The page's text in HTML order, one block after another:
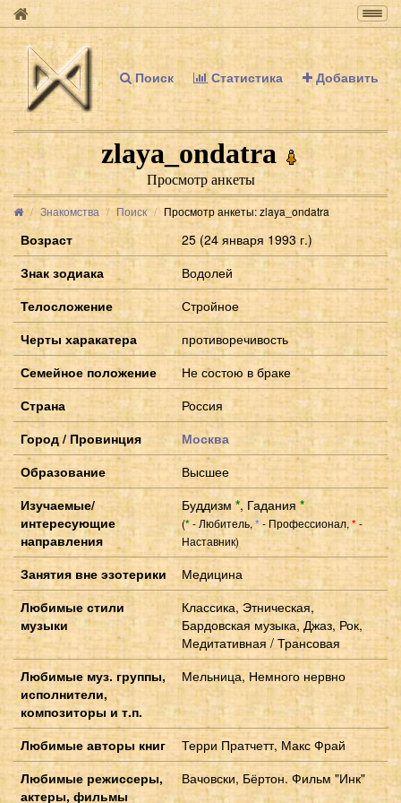
Поиск Статистика Добавить
zlaya_ondatra
Просмотр анкеты
Знакомства Поиск Просмотр анкеты: zlaya_ondatra
Возраст
25 (24 января 1993 г.)
Знак зодиака
Водолей
Телосложение
Стройное
Черты харакатера
противоречивость
Семейное положение
Не состою в браке
Страна
Россия
Город / Провинция
Москва
Образование
Высшее
Изучаемые/
интересующие
направления
Буддизм *, Гадания*
(*- Любитель, * - Профессионал, *-
Наставник)
Занятия вне эзотерики
Медицина
Любимые стили
музыки
Классика, Этническая,
Бардовская музыка, Джаз, Рок,
Медитативная / Трансовая
Любимые муз. группы,
исполнители,
композиторы и т.п.
Мельница, Немного нервно
Любимые авторы книг
Терри Пратчетт, Макс Фрай
Любимые режиссеры,
актеры, фильмы
Вачовски, Бёртон. Фильм "Инк"